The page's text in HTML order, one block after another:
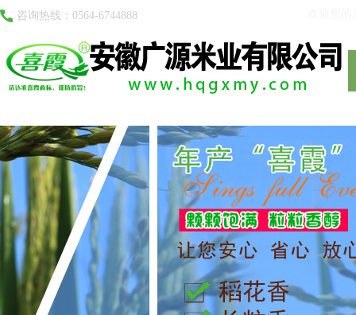
咨询热线：0564-6744888